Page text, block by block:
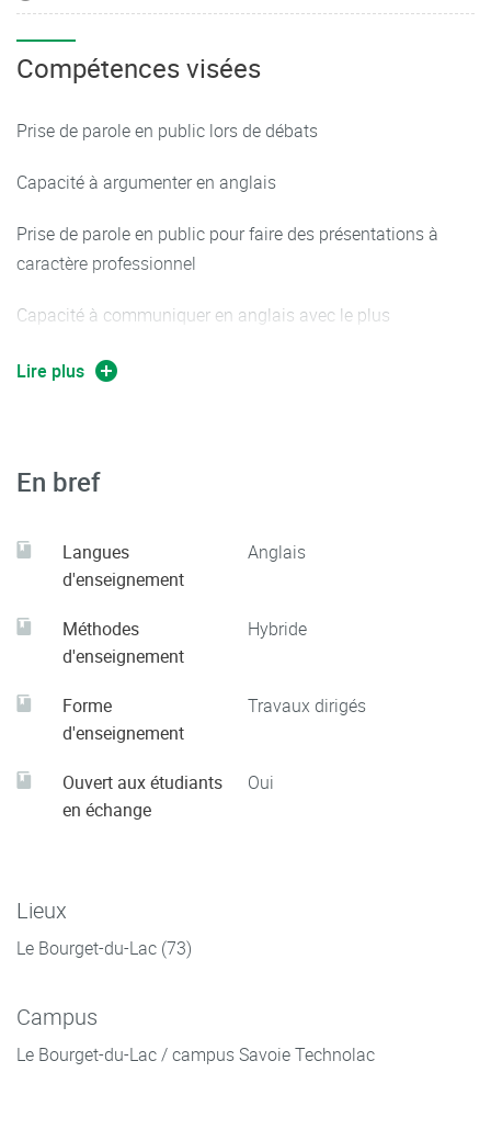
Compétences visées
Prise de parole en public lors de débats
Capacité à argumenter en anglais
Prise de parole en public pour faire des présentations à
caractère professionnel
Capacité à communiquer en anglais avec le plus
Lire plus
En bref
Langues
d'enseignement
Anglais
Méthodes
d'enseignement
Hybride
Forme
d'enseignement
Travaux dirigés
Ouvert aux étudiants
en échange
Oui
Lieux
Le Bourget-du-Lac (73)
Campus
Le Bourget-du-Lac / campus Savoie Technolac